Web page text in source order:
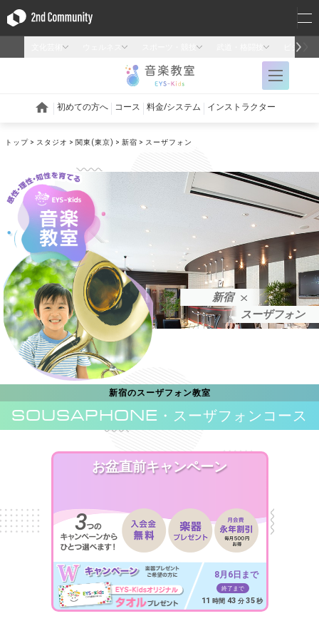
トップ スタジオ 関東(東京) 新宿 スーザフォン
新宿
スーザフォン
新宿のスーザフォン教室
SOUSAPHONE ・スーザフォンコース
お盆直前キャンペーン
8月6日まで
終了まで
11 時間 43 分 33 秒